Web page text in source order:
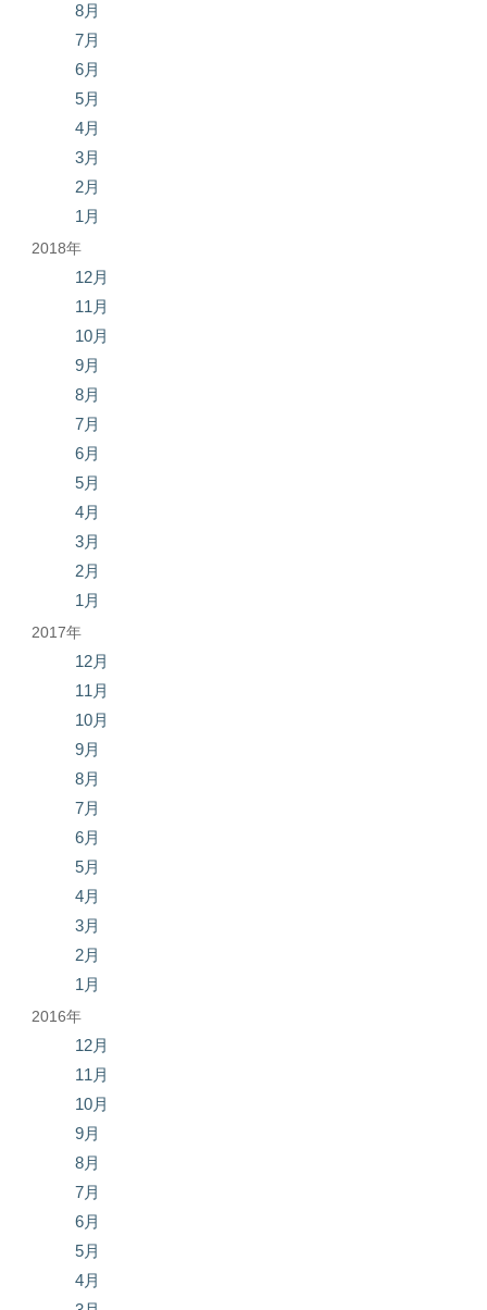
8月
7月
6月
5月
4月
3月
2月
1月
2018年
12月
11月
10月
9月
8月
7月
6月
5月
4月
3月
2月
1月
2017年
12月
11月
10月
9月
8月
7月
6月
5月
4月
3月
2月
1月
2016年
12月
11月
10月
9月
8月
7月
6月
5月
4月